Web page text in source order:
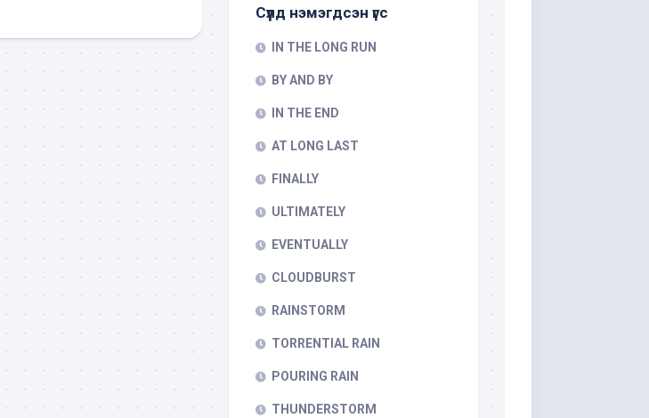
Сүүлд нэмэгдсэн үгс
IN THE LONG RUN
BY AND BY
IN THE END
AT LONG LAST
FINALLY
ULTIMATELY
EVENTUALLY
CLOUDBURST
RAINSTORM
TORRENTIAL RAIN
POURING RAIN
THUNDERSTORM